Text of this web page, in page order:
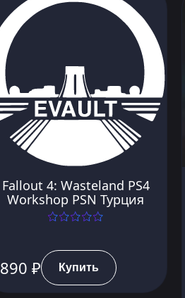
Fallout 4: Wasteland PS4
Workshop PSN Турция
890 ₽ Купить